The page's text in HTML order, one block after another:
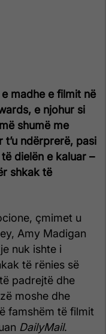
madhe e filmit në
, e njohur si
shumë me
ndërprerë, pasi
dielën e kaluar –
shkak të
çmimet u
Amy Madigan
nuk ishte i
të rënies së
padrejtë dhe
moshe dhe
famshëm të filmit
DailyMail.